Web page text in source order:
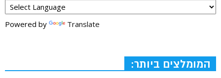
Powered by Translate
המומלצים ביותר: